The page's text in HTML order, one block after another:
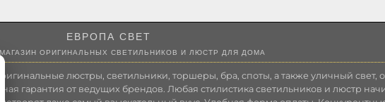
ЕВРОПА СВЕТ
ОРИГИНАЛЬНЫХ СВЕТИЛЬНИКОВ И ЛЮСТР ДЛЯ ДОМА
люстры, светильники, торшеры, бра, споты, а также уличный свет,
гарантия от ведущих брендов. Любая стилистика светильников и люстр